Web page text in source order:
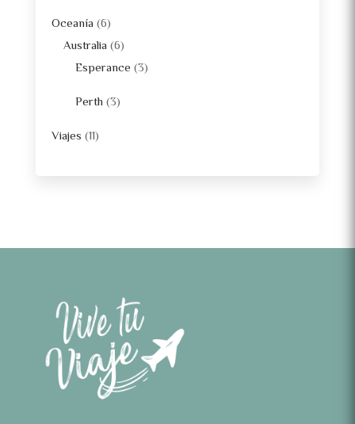
Oceanía (6)
Australia (6)
Esperance (3)
Perth (3)
Viajes (11)